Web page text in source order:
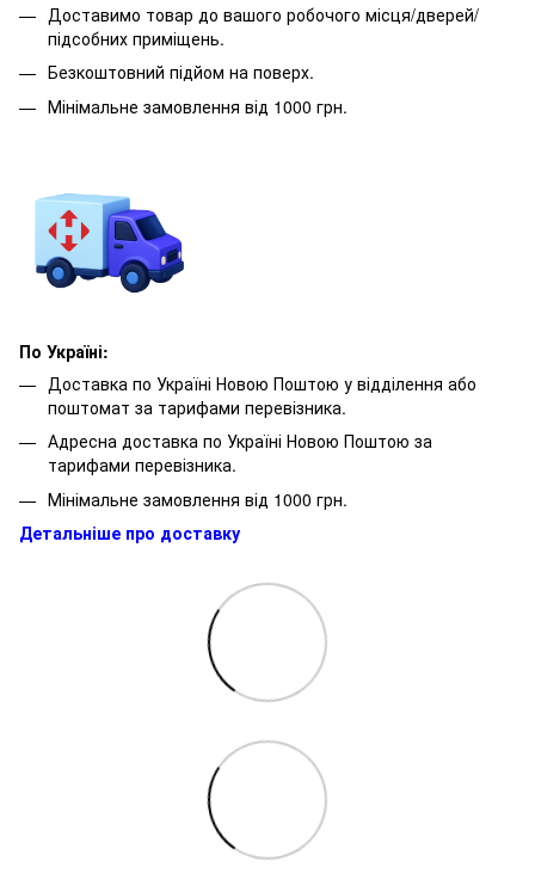
Доставимо товар до вашого робочого місця/дверей/
підсобних приміщень.
Безкоштовний підйом на поверх.
Мінімальне замовлення від 1000 грн.
По Україні:
Доставка по Україні Новою Поштою у відділення або
поштомат за тарифами перевізника.
Адресна доставка по Україні Новою Поштою за
тарифами перевізника.
Мінімальне замовлення від 1000 грн.
Детальніше про доставку